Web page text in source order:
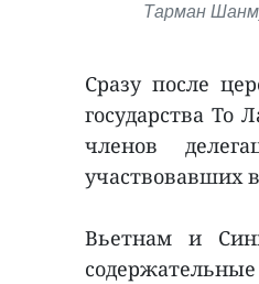
Тарман
Сразу после
государства То
членов
участвовавших
Вьетнам и